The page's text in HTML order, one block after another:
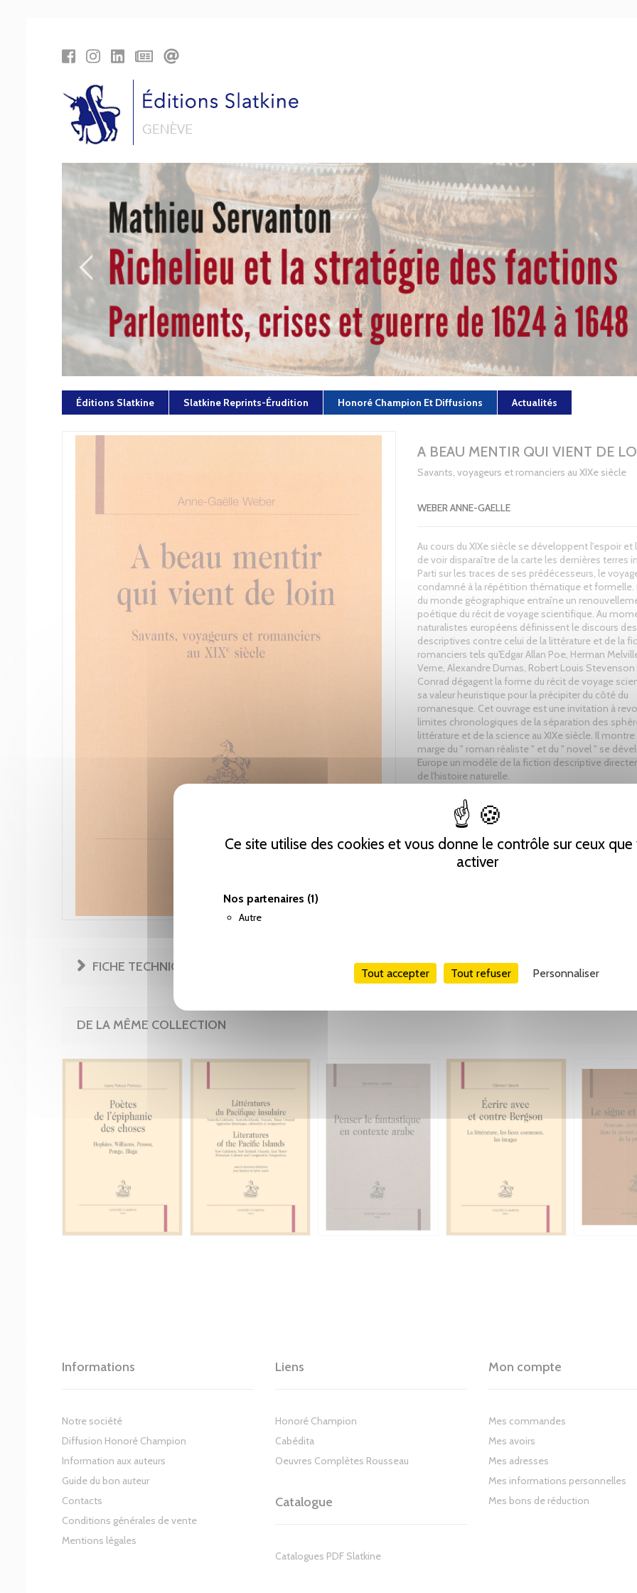
Ce site utilise des cookies et vous donne le contrôle sur ceux
activer
Nos partenaires (1)
Autre
Tout accepter Tout refuser Personnaliser
Éditions Slatkine Slatkine Reprints-Érudition Honoré Champion Et Diffusions Actualités
A BEAU MENTIR QUI VIENT DE
Savants, voyageurs et romanciers au XIXe siècle
WEBER ANNE-GAELLE
Au cours du XIXe siècle se développent l'espoir et
de voir disparaître de la carte les dernières terres
Parti sur les traces de ses prédécesseurs, le
condamné à la répétition thématique et formelle.
du monde géographique entraîne un
poétique du récit de voyage scientifique. Au
naturalistes européens définissent le discours
descriptives contre celui de la littérature et de la
romanciers tels qu'Edgar Allan Poe, Herman
Verne, Alexandre Dumas, Robert Louis Stevenson
Conrad dégagent la forme du récit de voyage
sa valeur heuristique pour la précipiter du côté du
romanesque. Cet ouvrage est une invitation à
limites chronologiques de la séparation des
littérature et de la science au XIXe siècle. Il montre
marge du " roman réaliste " et du " novel " se
Europe un modèle de la fiction descriptive
de l'histoire naturelle.
Tweet Partager Pinterest
FICHE TECHNIQUE
DE LA MÊME COLLECTION
Informations
Notre société
Diffusion Honoré Champion
Information aux auteurs
Guide du bon auteur
Contacts
Conditions générales de vente
Mentions légales
Liens
Honoré Champion
Cabédita
Oeuvres Complètes Rousseau
Catalogue
Catalogues PDF Slatkine
Mon compte
Mes commandes
Mes avoirs
Mes adresses
Mes informations personnelles
Mes bons de réduction